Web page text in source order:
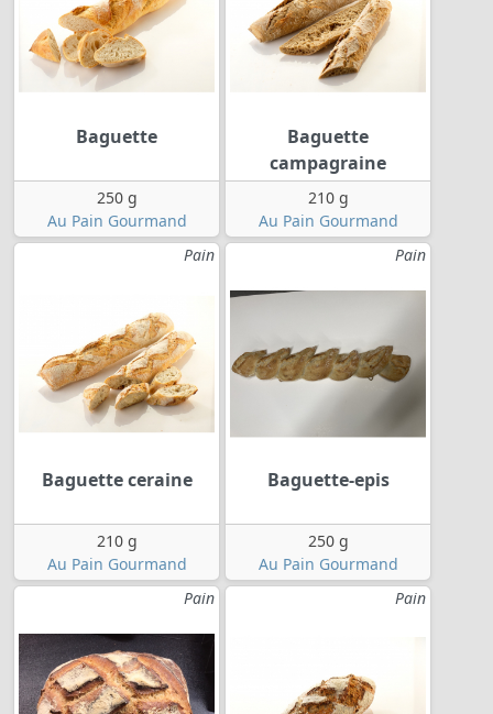
Baguette
250 g
Au Pain Gourmand
Baguette
campagraine
210 g
Au Pain Gourmand
Pain
Baguette ceraine
210 g
Au Pain Gourmand
Pain
Baguette-epis
250 g
Au Pain Gourmand
Pain
Pain